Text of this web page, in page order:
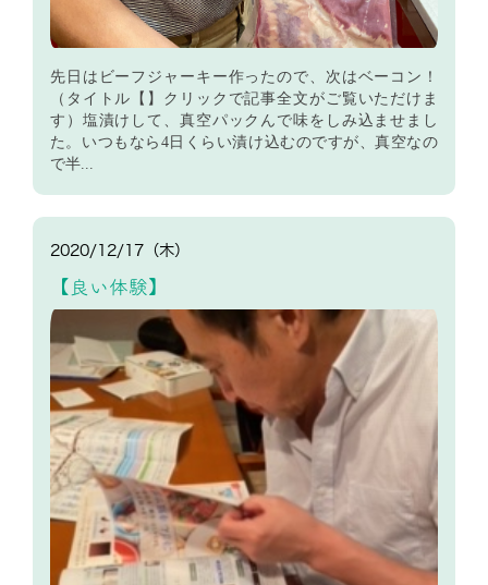
先日はビーフジャーキー作ったので、次はベーコン！
（タイトル【】クリックで記事全文がご覧いただけま
す）塩漬けして、真空パックんで味をしみ込ませまし
た。いつもなら4日くらい漬け込むのですが、真空なの
で半...
2020/12/17（木）
【良い体験】